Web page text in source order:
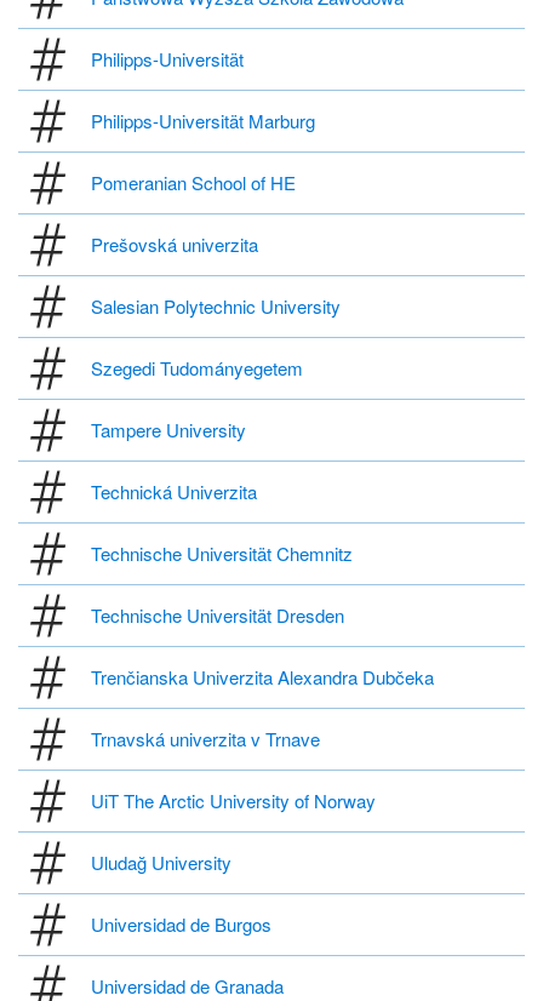
Philipps-Universität
Philipps-Universität Marburg
Pomeranian School of HE
Prešovská univerzita
Salesian Polytechnic University
Szegedi Tudományegetem
Tampere University
Technická Univerzita
Technische Universität Chemnitz
Technische Universität Dresden
Trenčianska Univerzita Alexandra Dubčeka
Trnavská univerzita v Trnave
UiT The Arctic University of Norway
Uludağ University
Universidad de Burgos
Universidad de Granada